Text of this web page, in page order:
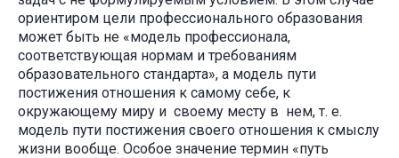
ориентиром цели профессионального образования
может быть не «модель профессионала,
соответствующая нормам и требованиям
образовательного стандарта», а модель пути
постижения отношения к самому себе, к
окружающему миру и своему месту в нем, т. е.
модель пути постижения своего отношения к смыслу
жизни вообще. Особое значение термин «путь